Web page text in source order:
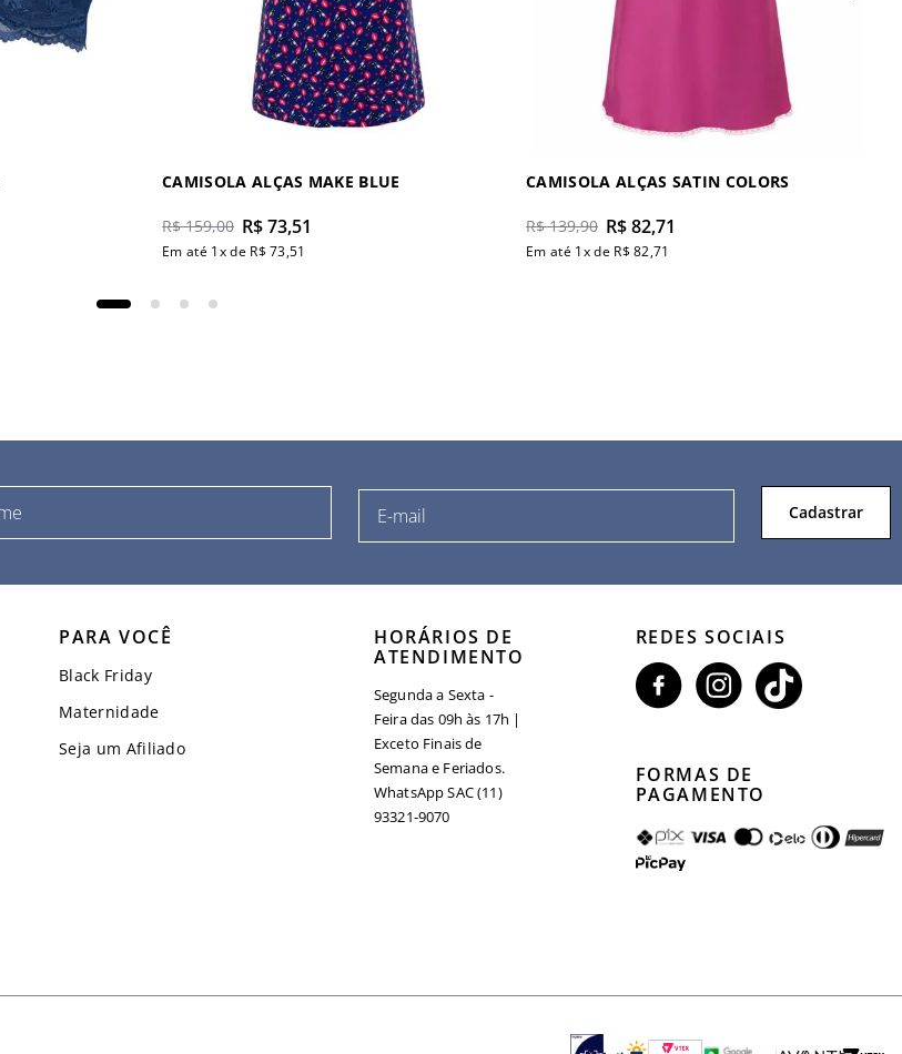
CAMISOLA ALÇAS MAKE BLUE
R$ 159,00 R$73,51
Em até 1x de R$ 73,51
CAMISOLA ALÇAS SATIN COLORS
R$ 139,90 R$82,71
Em até 1x de R$ 82,71
Cadastrar
PARA VOCÊ
Black Friday
Maternidade
Seja um Afiliado
HORÁRIOS DE
ATENDIMENTO
Segunda a Sexta -
Feira das 09h às 17h |
Exceto Finais de
Semana e Feriados.
WhatsApp SAC (11)
93321-9070
REDES SOCIAIS
FORMAS DE
PAGAMENTO